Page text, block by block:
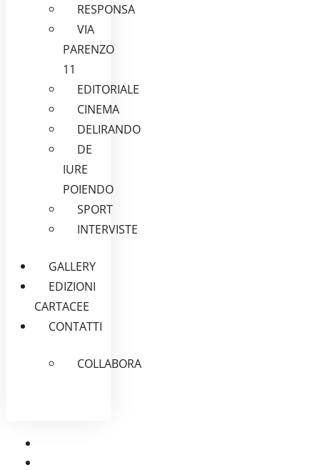
RESPONSA
VIA
PARENZO
11
EDITORIALE
CINEMA
DELIRANDO
DE
IURE
POIENDO
SPORT
INTERVISTE
GALLERY
EDIZIONI
CARTACEE
CONTATTI
COLLABORA